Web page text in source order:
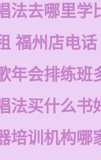
法去哪里学
福州店电话
年会排练班
法买什么书
培训机构哪